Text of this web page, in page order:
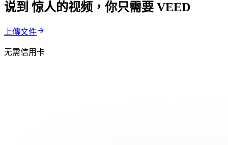
说到 惊人的视频，你只需要 VEED
上傳文件
无需信用卡